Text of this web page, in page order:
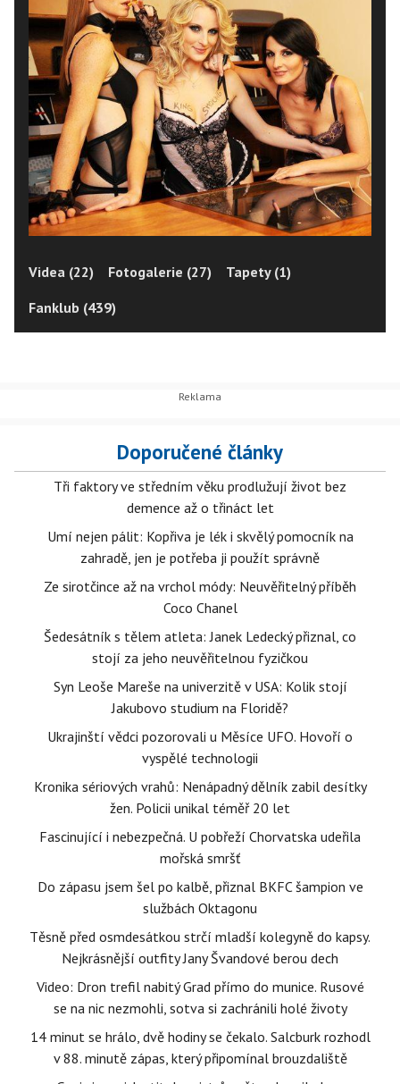
Videa (22) Fotogalerie (27)
Tapety (1)
Fanklub (439)
Doporučené články
Tři faktory ve středním věku prodlužují život bez
demence až o třináct let
Umí nejen pálit: Kopřiva je lék i skvělý pomocník na
zahradě, jen je potřeba ji použít správně
Ze sirotčince až na vrchol módy: Neuvěřitelný příběh
Coco Chanel
Šedesátník s tělem atleta: Janek Ledecký přiznal, co
stojí za jeho neuvěřitelnou fyzičkou
Syn Leoše Mareše na univerzitě v USA: Kolik stojí
Jakubovo studium na Floridě?
Ukrajinští vědci pozorovali u Měsíce UFO. Hovoří o
vyspělé technologii
Kronika sériových vrahů: Nenápadný dělník zabil desítky
žen. Policii unikal téměř 20 let
Fascinující i nebezpečná. U pobřeží Chorvatska udeřila
mořská smršť
Do zápasu jsem šel po kalbě, přiznal BKFC šampion ve
službách Oktagonu
Těsně před osmdesátkou strčí mladší kolegyně do kapsy.
Nejkrásnější outfity Jany Švandové berou dech
Video: Dron trefil nabitý Grad přímo do munice. Rusové
se na nic nezmohli, sotva si zachránili holé životy
14 minut se hrálo, dvě hodiny se čekalo. Salcburk rozhodl
v 88. minutě zápas, který připomínal brouzdaliště